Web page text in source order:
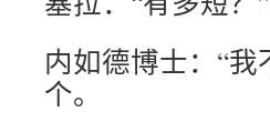
内如德博士：“
个。